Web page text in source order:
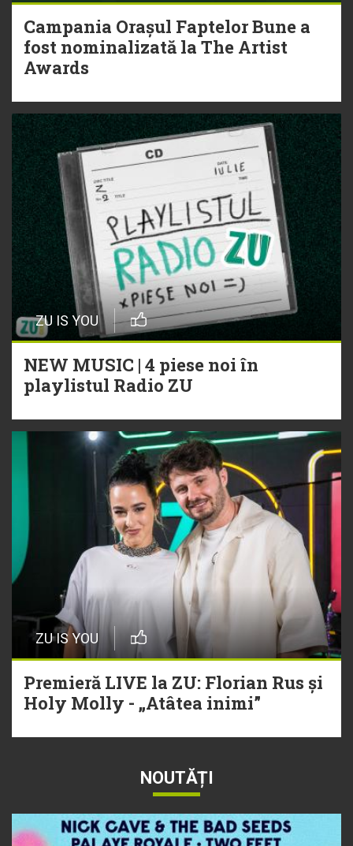
Campania Orașul Faptelor Bune a
fost nominalizată la The Artist
Awards
ZU IS YOU
NEW MUSIC | 4 piese noi în
playlistul Radio ZU
ZU IS YOU
Premieră LIVE la ZU: Florian Rus și
Holy Molly - „Atâtea inimi”
NOUTĂȚI